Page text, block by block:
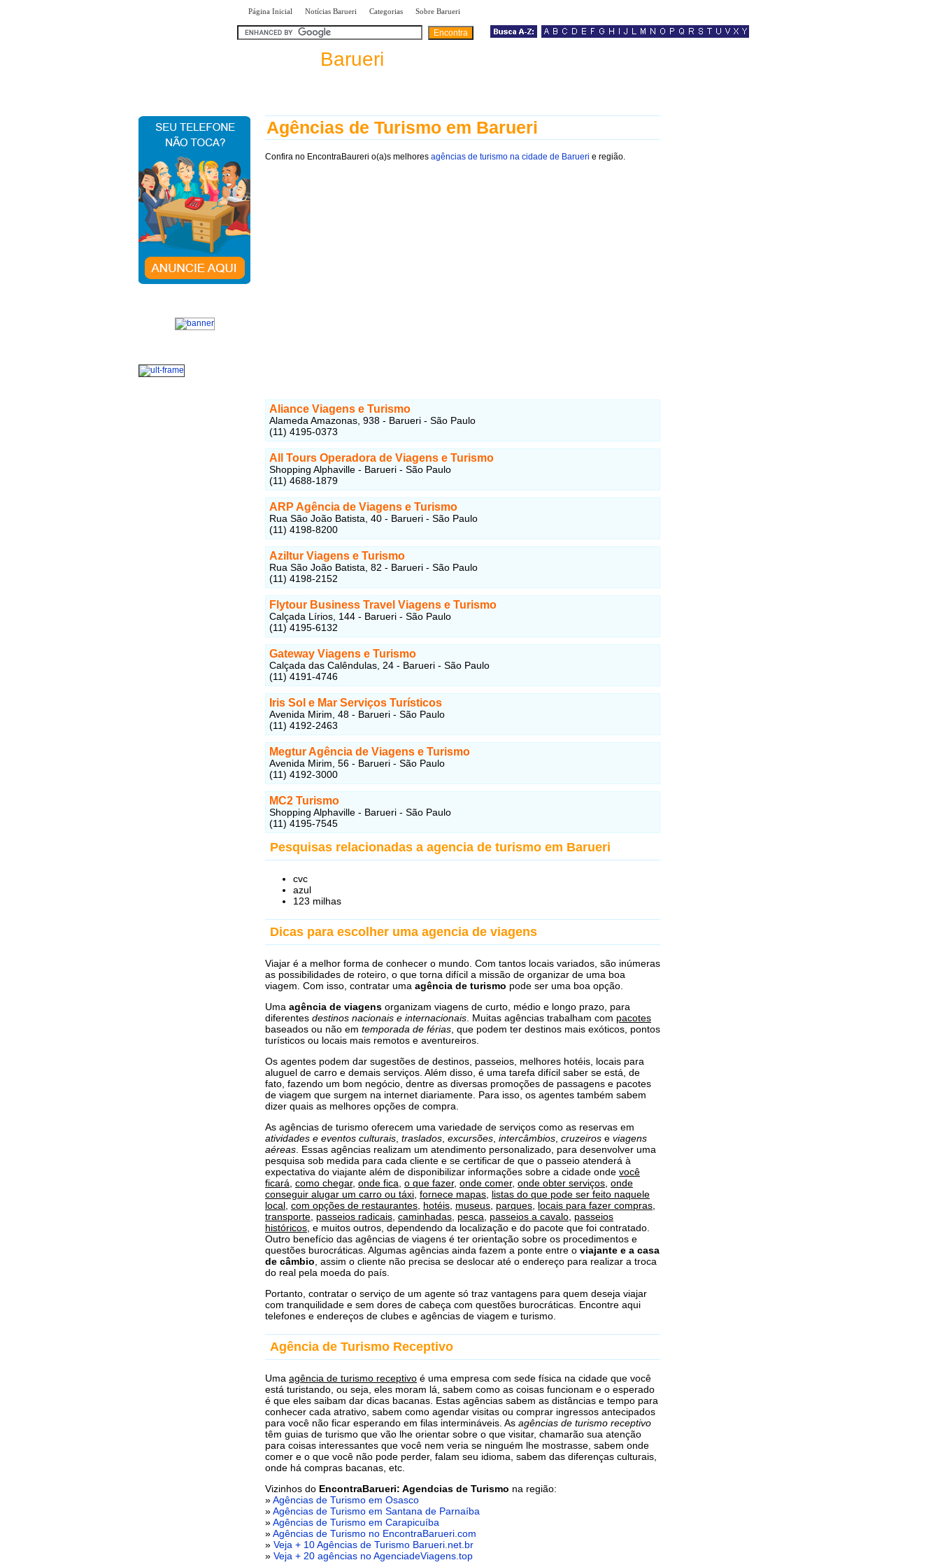
Página Inicial Notícias Barueri Categorias Sobre Barueri
Barueri
Agências de Turismo em Barueri
Confira no EncontraBaureri o(a)s melhores agências de turismo na cidade de Barueri e região.
Aliance Viagens e Turismo
Alameda Amazonas, 938 - Barueri - São Paulo
(11) 4195-0373
All Tours Operadora de Viagens e Turismo
Shopping Alphaville - Barueri - São Paulo
(11) 4688-1879
ARP Agência de Viagens e Turismo
Rua São João Batista, 40 - Barueri - São Paulo
(11) 4198-8200
Aziltur Viagens e Turismo
Rua São João Batista, 82 - Barueri - São Paulo
(11) 4198-2152
Flytour Business Travel Viagens e Turismo
Calçada Lírios, 144 - Barueri - São Paulo
(11) 4195-6132
Gateway Viagens e Turismo
Calçada das Calêndulas, 24 - Barueri - São Paulo
(11) 4191-4746
Iris Sol e Mar Serviços Turísticos
Avenida Mirim, 48 - Barueri - São Paulo
(11) 4192-2463
Megtur Agência de Viagens e Turismo
Avenida Mirim, 56 - Barueri - São Paulo
(11) 4192-3000
MC2 Turismo
Shopping Alphaville - Barueri - São Paulo
(11) 4195-7545
Pesquisas relacionadas a agencia de turismo em Barueri
cvc
azul
123 milhas
Dicas para escolher uma agencia de viagens
Viajar é a melhor forma de conhecer o mundo. Com tantos locais variados, são inúmeras
as possibilidades de roteiro, o que torna difícil a missão de organizar de uma boa
viagem. Com isso, contratar uma agência de turismo pode ser uma boa opção.
Uma agência de viagens organizam viagens de curto, médio e longo prazo, para
diferentes destinos nacionais e internacionais . Muitas agências trabalham com pacotes
baseados ou não em temporada de férias , que podem ter destinos mais exóticos, pontos
turísticos ou locais mais remotos e aventureiros.
Os agentes podem dar sugestões de destinos, passeios, melhores hotéis, locais para
aluguel de carro e demais serviços. Além disso, é uma tarefa difícil saber se está, de
fato, fazendo um bom negócio, dentre as diversas promoções de passagens e pacotes
de viagem que surgem na internet diariamente. Para isso, os agentes também sabem
dizer quais as melhores opções de compra.
As agências de turismo oferecem uma variedade de serviços como as reservas em
atividades e eventos culturais traslados excursões intercâmbios cruzeiros e viagens
aéreas . Essas agências realizam um atendimento personalizado, para desenvolver uma
pesquisa sob medida para cada cliente e se certificar de que o passeio atenderá à
expectativa do viajante além de disponibilizar informações sobre a cidade onde você
ficará como chegar, onde fica o que fazer, onde comer, onde obter serviços onde
conseguir alugar um carro ou táxi fornece mapas listas do que pode ser feito naquele
local com opções de restaurantes hotéis museus parques locais para fazer compras
transporte passeios radicais caminhadas pesca passeios a cavalo passeios
históricos , e muitos outros, dependendo da localização e do pacote que foi contratado.
Outro benefício das agências de viagens é ter orientação sobre os procedimentos e
questões burocráticas. Algumas agências ainda fazem a ponte entre o viajante e a casa
de câmbio , assim o cliente não precisa se deslocar até o endereço para realizar a troca
do real pela moeda do país.
Portanto, contratar o serviço de um agente só traz vantagens para quem deseja viajar
com tranquilidade e sem dores de cabeça com questões burocráticas. Encontre aqui
telefones e endereços de clubes e agências de viagem e turismo.
Agência de Turismo Receptivo
Uma agência de turismo receptivo é uma empresa com sede física na cidade que você
está turistando, ou seja, eles moram lá, sabem como as coisas funcionam e o esperado
é que eles saibam dar dicas bacanas. Estas agências sabem as distâncias e tempo para
conhecer cada atrativo, sabem como agendar visitas ou comprar ingressos antecipados
para você não ficar esperando em filas intermináveis. As agências de turismo receptivo
têm guias de turismo que vão lhe orientar sobre o que visitar, chamarão sua atenção
para coisas interessantes que você nem veria se ninguém lhe mostrasse, sabem onde
comer e o que você não pode perder, falam seu idioma, sabem das diferenças culturais,
onde há compras bacanas, etc.
Vizinhos do EncontraBarueri: Agendcias de Turismo na região:
»Agências de Turismo em Osasco
»Agências de Turismo em Santana de Parnaíba
»Agências de Turismo em Carapicuíba
»Agências de Turismo no EncontraBarueri.com
» Veja + 10 Agências de Turismo Barueri.net.br
» Veja + 20 agências no AgenciadeViagens.top